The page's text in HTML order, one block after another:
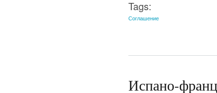
Tags:
Соглашение
Испано-